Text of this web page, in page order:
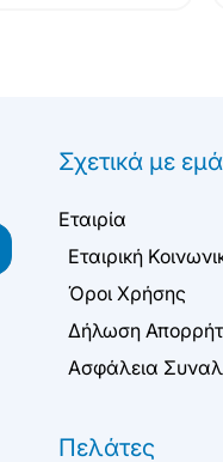
Σχετικά με
Εταιρία
Εταιρική
Όροι Χρήσης
Δήλωση
Ασφάλεια
Πελάτες